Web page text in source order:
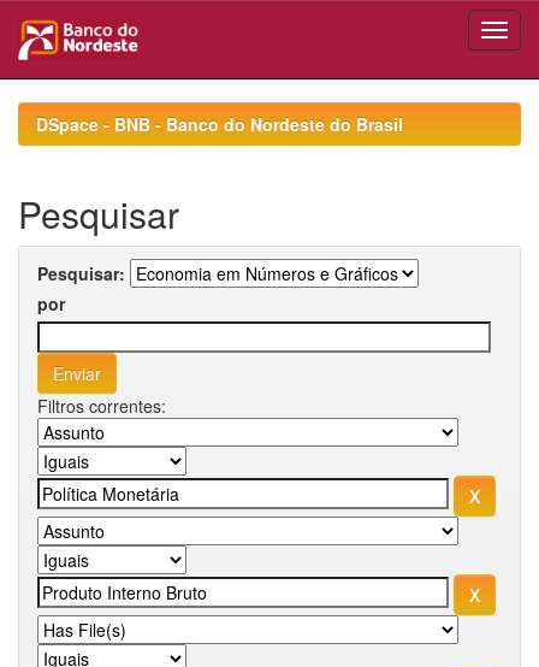
navigationDSpace - BNB - Banco do Nordeste do Brasil
Pesquisar
Pesquisar:
por
Filtros correntes: